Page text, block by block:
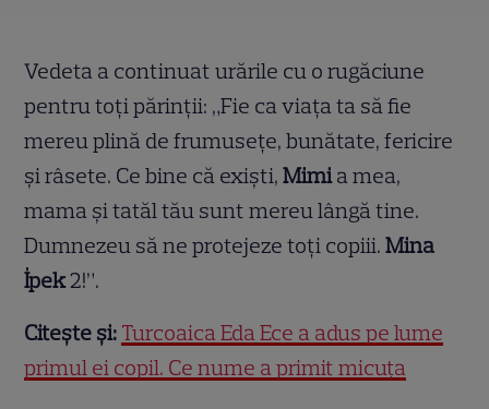
Vedeta a continuat urările cu o rugăciune
pentru toți părinții: „Fie ca viața ta să fie
mereu plină de frumusețe, bunătate, fericire
și râsete. Ce bine că exiști,Mimia mea,
mama și tatăl tău sunt mereu lângă tine.
Dumnezeu să ne protejeze toți copiii.Mina
İpek2!”.
Citește și: Turcoaica Eda Ece a adus pe lume
primul ei copil. Ce nume a primit micuța